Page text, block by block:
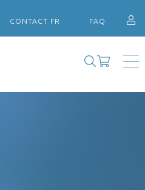
CONTACT FR FAQ